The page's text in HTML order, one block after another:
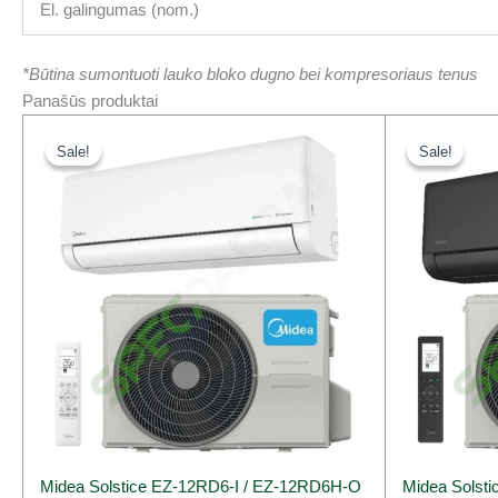
El. galingumas (nom.)
*Būtina sumontuoti lauko bloko dugno bei kompresoriaus tenus
Panašūs produktai
Sale!
Sale!
Midea Solstice EZ-12RD6-I / EZ-12RD6H-O
was:
is:
Sale!
Sale!
Midea